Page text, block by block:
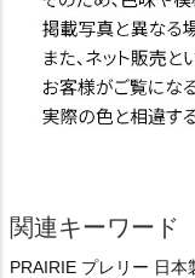
関連キーワード
PRAIRIE プレリー 日